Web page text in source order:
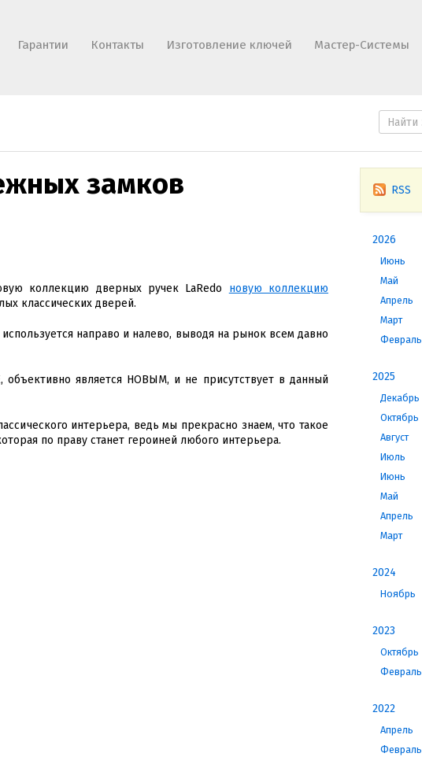
Гарантии Контакты Изготовление ключей Мастер-Системы
RSS
2026
Июнь
Май
Апрель
Март
Февраль
2025
Декабрь
Октябрь
Август
Июль
Июнь
Май
Апрель
Март
2024
Ноябрь
2023
Октябрь
Февраль
2022
Апрель
Февраль
замков
коллекцию дверных ручек LaRedo новую коллекцию
классических дверей.
направо и налево, выводя на рынок всем давно
является НОВЫМ, и не присутствует в данный
интерьера, ведь мы прекрасно знаем, что такое
по праву станет героиней любого интерьера.